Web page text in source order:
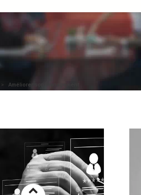
Améliorer son management